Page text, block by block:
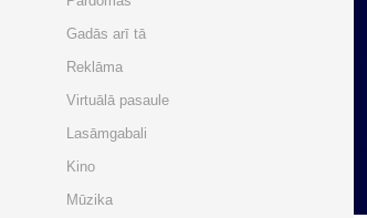
Gadās arī tā
Reklāma
Virtuālā pasaule
Lasāmgabali
Kino
Mūzika